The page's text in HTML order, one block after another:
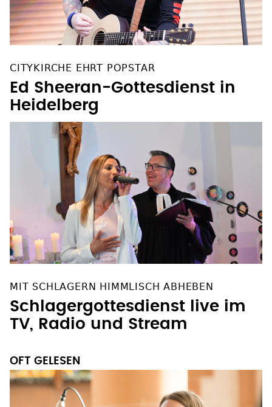
CITYKIRCHE EHRT POPSTAR
Ed Sheeran-Gottesdienst in
Heidelberg
MIT SCHLAGERN HIMMLISCH ABHEBEN
Schlagergottesdienst live im
TV, Radio und Stream
OFT GELESEN